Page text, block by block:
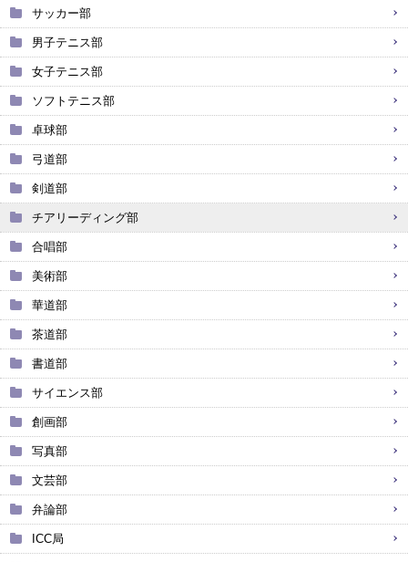
サッカー部
男子テニス部
女子テニス部
ソフトテニス部
卓球部
弓道部
剣道部
チアリーディング部
合唱部
美術部
華道部
茶道部
書道部
サイエンス部
創画部
写真部
文芸部
弁論部
ICC局